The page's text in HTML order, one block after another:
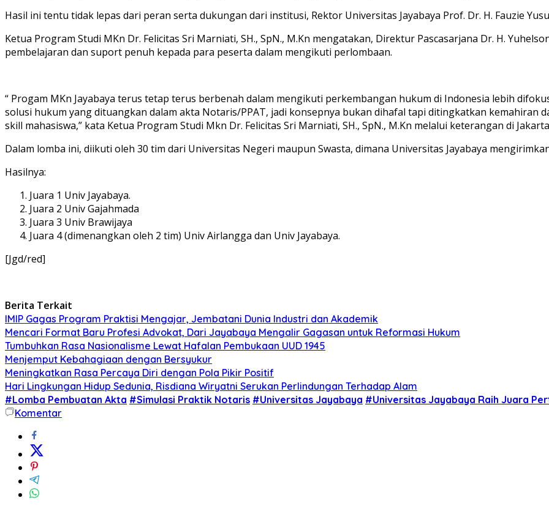
Hasil ini tentu tidak lepas dari peran serta dukungan dari institusi, Rektor Universitas Jayabaya Prof. Dr. H. Fauzie
Ketua Program Studi MKn Dr. Felicitas Sri Marniati, SH., SpN., M.Kn mengatakan, Direktur Pascasarjana Dr. H.
pembelajaran dan suport penuh kepada para peserta dalam mengikuti perlombaan.
“ Progam MKn Jayabaya terus tetap terus berbenah dalam mengikuti perkembangan hukum di Indonesia lebih
solusi hukum yang dituangkan dalam akta Notaris/PPAT, jadi konsepnya bukan dihafal tapi ditingkatkan kemahiran
skill mahasiswa,” kata Ketua Program Studi Mkn Dr. Felicitas Sri Marniati, SH., SpN., M.Kn melalui keterangan di
Dalam lomba ini, diikuti oleh 30 tim dari Universitas Negeri maupun Swasta, dimana Universitas Jayabaya
Hasilnya:
Juara 1 Univ Jayabaya.
Juara 2 Univ Gajahmada
Juara 3 Univ Brawijaya
Juara 4 (dimenangkan oleh 2 tim) Univ Airlangga dan Univ Jayabaya.
[Jgd/red]
Berita Terkait
IMIP Gagas Program Praktisi Mengajar, Jembatani Dunia Industri dan Akademik
Mencari Format Baru Profesi Advokat, Dari Jayabaya Mengalir Gagasan untuk Reformasi Hukum
Tumbuhkan Rasa Nasionalisme Lewat Hafalan Pembukaan UUD 1945
Menjemput Kebahagiaan dengan Bersyukur
Meningkatkan Rasa Percaya Diri dengan Pola Pikir Positif
Hari Lingkungan Hidup Sedunia, Risdiana Wiryatni Serukan Perlindungan Terhadap Alam
#Lomba Pembuatan Akta #Simulasi Praktik Notaris #Universitas Jayabaya #Universitas Jayabaya Raih Juara
Komentar